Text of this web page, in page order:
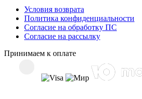
Условия возврата
Политика конфиденциальности
Согласие на обработку ПС
Согласие на рассылку
Принимаем к оплате